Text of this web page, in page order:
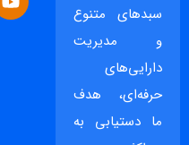
سبدهای متنوع
و مدیریت
دارایی‌های
حرفه‌ای، هدف
ما دستیابی به